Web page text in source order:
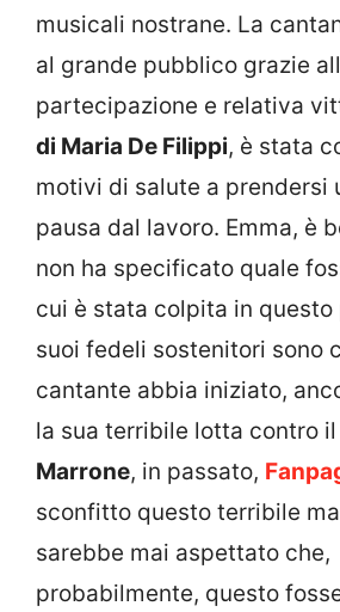
musicali nostrane. La
al grande pubblico grazie
partecipazione e relativa
di Maria De Filippi, è stata
motivi di salute a prendersi
pausa dal lavoro. Emma, è
non ha specificato quale
cui è stata colpita in questo
suoi fedeli sostenitori sono
cantante abbia iniziato,
la sua terribile lotta contro
Marrone, in passato,
sconfitto questo terribile
sarebbe mai aspettato che,
probabilmente, questo